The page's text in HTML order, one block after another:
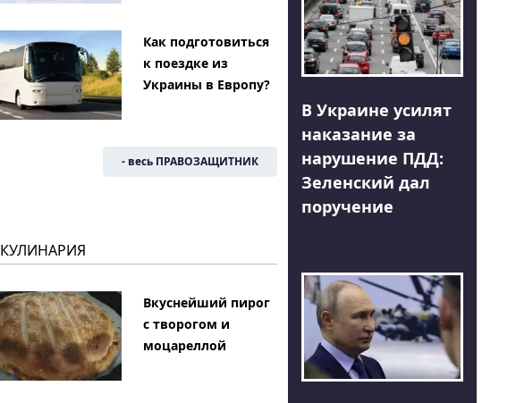
Как подготовиться
к поездке из
Украины в Европу?
- весь ПРАВОЗАЩИТНИК
КУЛИНАРИЯ
Вкуснейший пирог
с творогом и
моцареллой
В Украине усилят
наказание за
нарушение ПДД:
Зеленский дал
поручение